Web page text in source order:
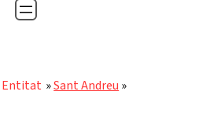
Entitat »Sant Andreu »